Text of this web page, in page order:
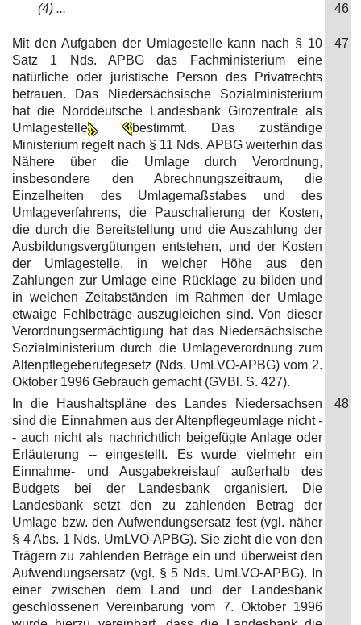
(4) ... 46
Mit den Aufgaben der Umlagestelle kann nach § 10
Satz 1 Nds. APBG das Fachministerium eine
natürliche oder juristische Person des Privatrechts
betrauen. Das Niedersächsische Sozialministerium
hat die Norddeutsche Landesbank Girozentrale als
Umlagestelle
bestimmt. Das zuständige
Ministerium regelt nach § 11 Nds. APBG weiterhin das
Nähere über die Umlage durch Verordnung,
insbesondere den Abrechnungszeitraum, die
Einzelheiten des Umlagemaßstabes und des
Umlageverfahrens, die Pauschalierung der Kosten,
die durch die Bereitstellung und die Auszahlung der
Ausbildungsvergütungen entstehen, und der Kosten
der Umlagestelle, in welcher Höhe aus den
Zahlungen zur Umlage eine Rücklage zu bilden und
in welchen Zeitabständen im Rahmen der Umlage
etwaige Fehlbeträge auszugleichen sind. Von dieser
Verordnungsermächtigung hat das Niedersächsische
Sozialministerium durch die Umlageverordnung zum
Altenpflegeberufegesetz (Nds. UmLVO-APBG) vom 2.
Oktober 1996 Gebrauch gemacht (GVBl. S. 427).
47
In die Haushaltspläne des Landes Niedersachsen
sind die Einnahmen aus der Altenpflegeumlage nicht -
- auch nicht als nachrichtlich beigefügte Anlage oder
Erläuterung -- eingestellt. Es wurde vielmehr ein
Einnahme- und Ausgabekreislauf außerhalb des
Budgets bei der Landesbank organisiert. Die
Landesbank setzt den zu zahlenden Betrag der
Umlage bzw. den Aufwendungsersatz fest (vgl. näher
§ 4 Abs. 1 Nds. UmLVO-APBG). Sie zieht die von den
Trägern zu zahlenden Beträge ein und überweist den
Aufwendungsersatz (vgl. § 5 Nds. UmLVO-APBG). In
einer zwischen dem Land und der Landesbank
geschlossenen Vereinbarung vom 7. Oktober 1996
48